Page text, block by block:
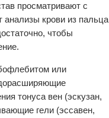
просматривают с
анализы крови из пальца
чтобы
или
тонуса вен (эскузан,
гели (эссавен,